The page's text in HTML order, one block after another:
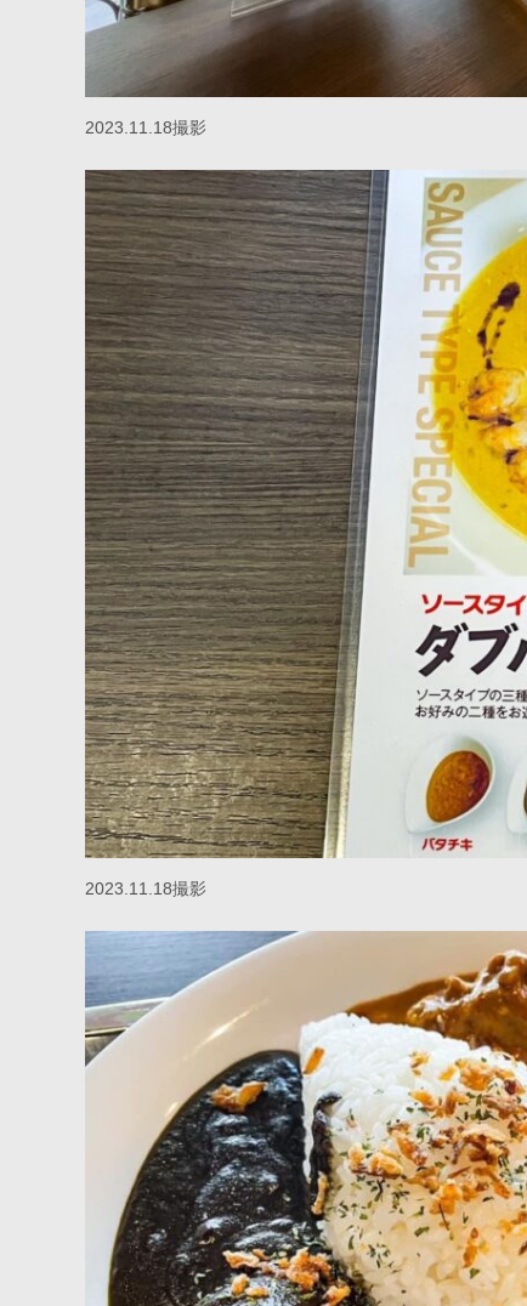
2023.11.18撮影
2023.11.18撮影